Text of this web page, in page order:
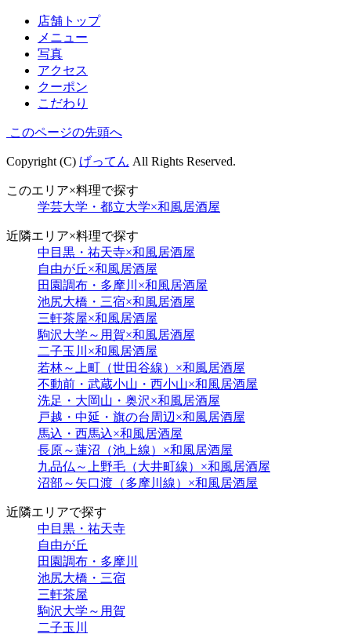
店舗トップ
メニュー
写真
アクセス
クーポン
こだわり
このページの先頭へ
Copyright (C) げってん All Rights Reserved.
このエリア×料理で探す
学芸大学・都立大学×和風居酒屋
近隣エリア×料理で探す
中目黒・祐天寺×和風居酒屋
自由が丘×和風居酒屋
田園調布・多摩川×和風居酒屋
池尻大橋・三宿×和風居酒屋
三軒茶屋×和風居酒屋
駒沢大学～用賀×和風居酒屋
二子玉川×和風居酒屋
若林～上町（世田谷線）×和風居酒屋
不動前・武蔵小山・西小山×和風居酒屋
洗足・大岡山・奥沢×和風居酒屋
戸越・中延・旗の台周辺×和風居酒屋
馬込・西馬込×和風居酒屋
長原～蓮沼（池上線）×和風居酒屋
九品仏～上野毛（大井町線）×和風居酒屋
沼部～矢口渡（多摩川線）×和風居酒屋
近隣エリアで探す
中目黒・祐天寺
自由が丘
田園調布・多摩川
池尻大橋・三宿
三軒茶屋
駒沢大学～用賀
二子玉川